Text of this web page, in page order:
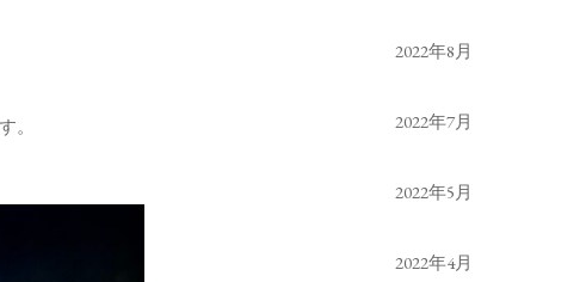
。
2022年8月
2022年7月
2022年5月
2022年4月